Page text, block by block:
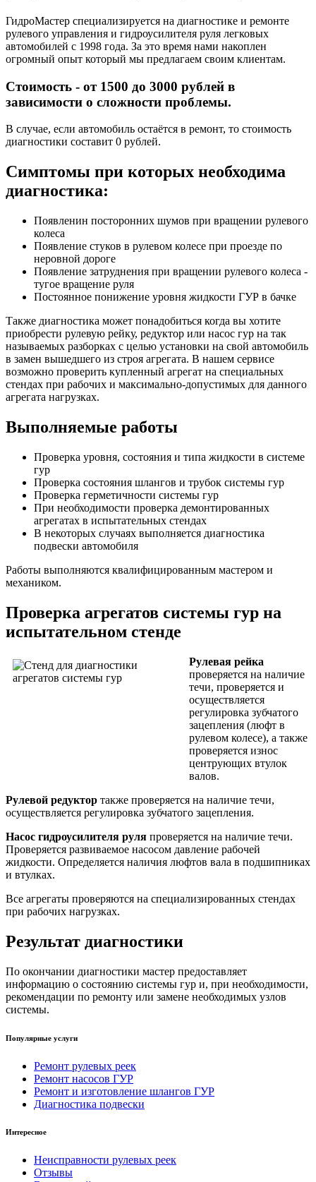
ГидроМастер специализируется на диагностике и ремонте
рулевого управления и гидроусилителя руля легковых
автомобилей с 1998 года. За это время нами накоплен
огромный опыт который мы предлагаем своим клиентам.
Стоимость - от 1500 до 3000 рублей в
зависимости о сложности проблемы.
В случае, если автомобиль остаётся в ремонт, то стоимость
диагностики составит 0 рублей.
Симптомы при которых необходима
диагностика:
Появленин посторонних шумов при вращении рулевого
колеса
Появление стуков в рулевом колесе при проезде по
неровной дороге
Появление затруднения при вращении рулевого колеса -
тугое вращение руля
Постоянное понижение уровня жидкости ГУР в бачке
Также диагностика может понадобиться когда вы хотите
приобрести рулевую рейку, редуктор или насос гур на так
называемых разборках с целью установки на свой автомобиль
в замен вышедшего из строя агрегата. В нашем сервисе
возможно проверить купленный агрегат на специальных
стендах при рабочих и максимально-допустимых для данного
агрегата нагрузках.
Выполняемые работы
Проверка уровня, состояния и типа жидкости в системе
гур
Проверка состояния шлангов и трубок системы гур
Проверка герметичности системы гур
При необходимости проверка демонтированных
агрегатах в испытательных стендах
В некоторых случаях выполняется диагностика
подвески автомобиля
Работы выполняются квалифицированным мастером и
механиком.
Проверка агрегатов системы гур на
испытательном стенде
Рулевая рейка
проверяется на наличие
течи, проверяется и
осуществляется
регулировка зубчатого
зацепления (люфт в
рулевом колесе), а также
проверяется износ
центрующих втулок
валов.
Рулевой редуктор также проверяется на наличие течи,
осуществляется регулировка зубчатого зацепления.
Насос гидроусилителя руля проверяется на наличие течи.
Проверяется развиваемое насосом давление рабочей
жидкости. Определяется наличия люфтов вала в подшипниках
и втулках.
Все агрегаты проверяются на специализированных стендах
при рабочих нагрузках.
Результат диагностики
По окончании диагностики мастер предоставляет
информацию о состоянию системы гур и, при необходимости,
рекомендации по ремонту или замене необходимых узлов
системы.
Популярные услуги
Ремонт рулевых реек
Ремонт насосов ГУР
Ремонт и изготовление шлангов ГУР
Диагностика подвески
Интересное
Неисправности рулевых реек
Отзывы